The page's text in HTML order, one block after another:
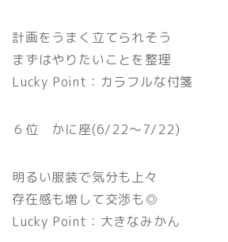
計画をうまく立てられそう
まずはやりたいことを整理
Lucky Point：カラフルな付箋
６位 かに座(6/22〜7/22)
明るい服装で気分も上々
存在感も増して交渉も◎
Lucky Point：大きなみかん